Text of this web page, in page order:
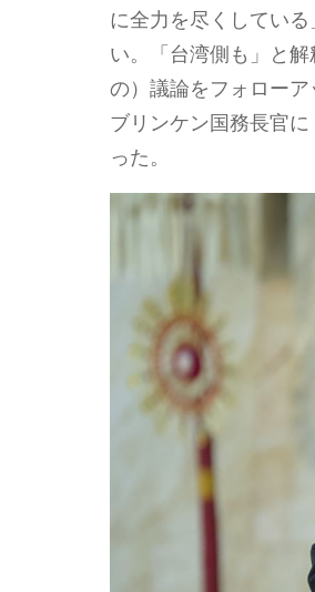
に全力を尽くしてい
い。「台湾側も」と
の）議論をフォロー
ブリンケン国務長官
った。